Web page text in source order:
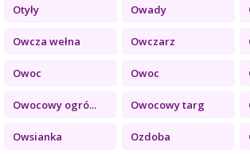
Otyły Owady
Owcza wełna Owczarz
Owoc Owoc
Owocowy ogró... Owocowy targ
Owsianka Ozdoba